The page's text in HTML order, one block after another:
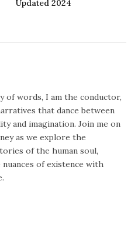
Updated 2024
of words, I am the conductor,
that dance between
and imagination. Join me on
as we explore the
of the human soul,
of existence with